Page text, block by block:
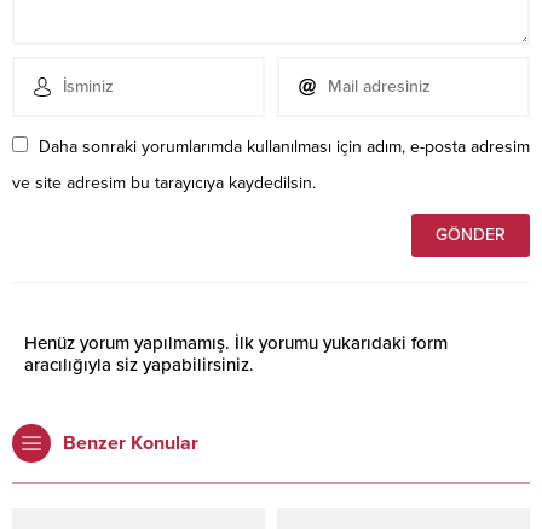
Daha sonraki yorumlarımda kullanılması için adım, e-posta adresim
ve site adresim bu tarayıcıya kaydedilsin.
Henüz yorum yapılmamış. İlk yorumu yukarıdaki form
aracılığıyla siz yapabilirsiniz.
Benzer Konular